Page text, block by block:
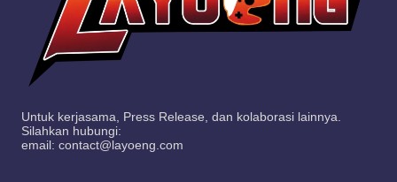
Untuk kerjasama, Press Release, dan kolaborasi lainnya.
Silahkan hubungi:
email: contact@layoeng.com